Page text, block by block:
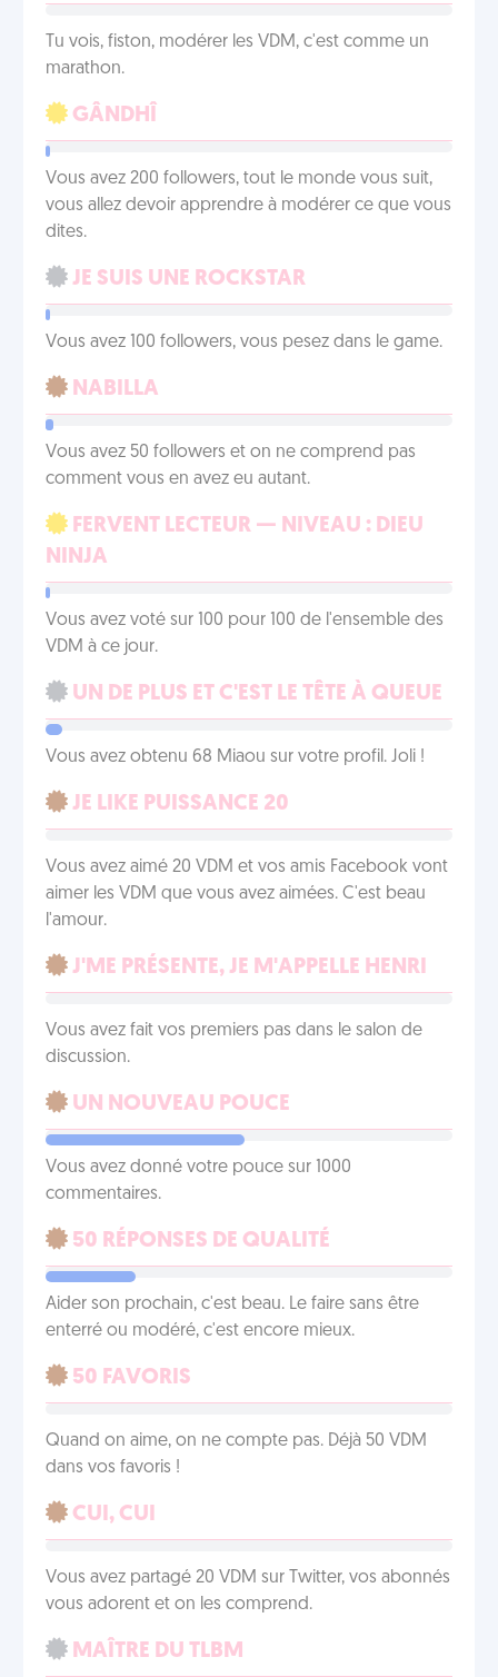
Tu vois, fiston, modérer les VDM, c'est comme un
marathon.
GÂNDHÎ
Vous avez 200 followers, tout le monde vous suit,
vous allez devoir apprendre à modérer ce que vous
dites.
JE SUIS UNE ROCKSTAR
Vous avez 100 followers, vous pesez dans le game.
NABILLA
Vous avez 50 followers et on ne comprend pas
comment vous en avez eu autant.
FERVENT LECTEUR — NIVEAU : DIEU
NINJA
Vous avez voté sur 100 pour 100 de l'ensemble des
VDM à ce jour.
UN DE PLUS ET C'EST LE TÊTE À QUEUE
Vous avez obtenu 68 Miaou sur votre profil. Joli !
JE LIKE PUISSANCE 20
Vous avez aimé 20 VDM et vos amis Facebook vont
aimer les VDM que vous avez aimées. C'est beau
l'amour.
J'ME PRÉSENTE, JE M'APPELLE HENRI
Vous avez fait vos premiers pas dans le salon de
discussion.
UN NOUVEAU POUCE
Vous avez donné votre pouce sur 1000
commentaires.
50 RÉPONSES DE QUALITÉ
Aider son prochain, c'est beau. Le faire sans être
enterré ou modéré, c'est encore mieux.
50 FAVORIS
Quand on aime, on ne compte pas. Déjà 50 VDM
dans vos favoris !
CUI, CUI
Vous avez partagé 20 VDM sur Twitter, vos abonnés
vous adorent et on les comprend.
MAÎTRE DU TLBM